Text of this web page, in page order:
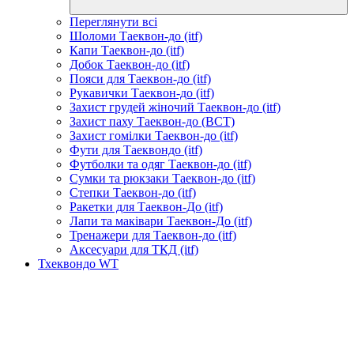
Переглянути всі
Шоломи Таеквон-до (itf)
Капи Таеквон-до (itf)
Добок Таеквон-до (itf)
Пояси для Таеквон-до (itf)
Рукавички Таеквон-до (itf)
Захист грудей жіночий Таеквон-до (itf)
Захист паху Таеквон-до (ВСТ)
Захист гомілки Таеквон-до (itf)
Фути для Таеквондо (itf)
Футболки та одяг Таеквон-до (itf)
Сумки та рюкзаки Таеквон-до (itf)
Степки Таеквон-до (itf)
Ракетки для Таеквон-До (itf)
Лапи та маківари Таеквон-До (itf)
Тренажери для Таеквон-до (itf)
Аксесуари для ТКД (itf)
Тхеквондо WT